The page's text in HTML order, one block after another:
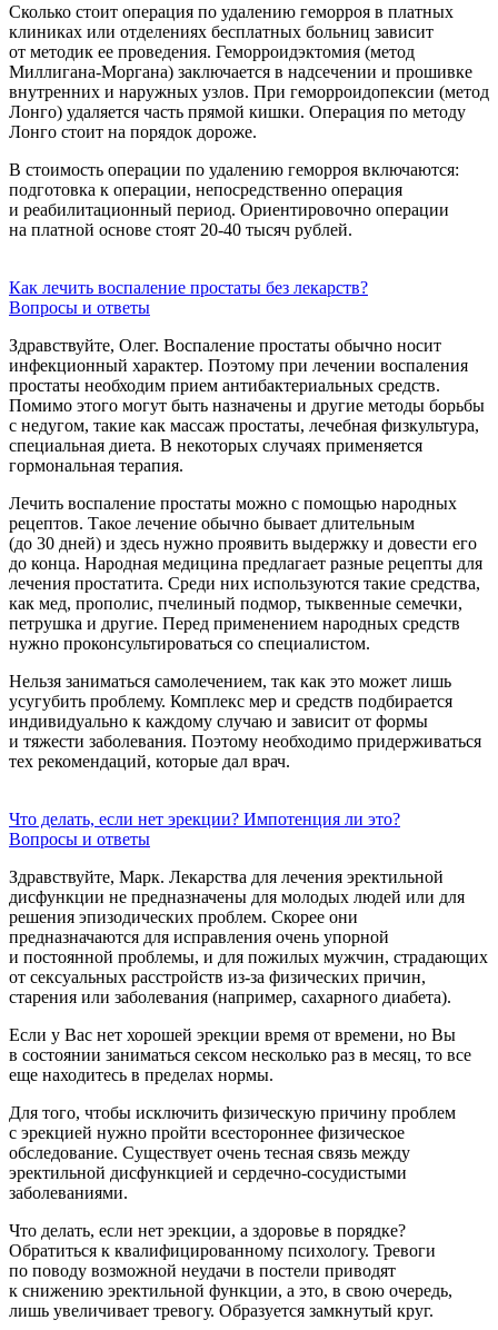
Сколько стоит операция по удалению геморроя в платных
клиниках или отделениях бесплатных больниц зависит
от методик ее проведения. Геморроидэктомия (метод
Миллигана-Моргана) заключается в надсечении и прошивке
внутренних и наружных узлов. При геморроидопексии (метод
Лонго) удаляется часть прямой кишки. Операция по методу
Лонго стоит на порядок дороже.
В стоимость операции по удалению геморроя включаются:
подготовка к операции, непосредственно операция
и реабилитационный период. Ориентировочно операции
на платной основе стоят 20-40 тысяч рублей.
Как лечить воспаление простаты без лекарств?
Вопросы и ответы
Здравствуйте, Олег. Воспаление простаты обычно носит
инфекционный характер. Поэтому при лечении воспаления
простаты необходим прием антибактериальных средств.
Помимо этого могут быть назначены и другие методы борьбы
с недугом, такие как массаж простаты, лечебная физкультура,
специальная диета. В некоторых случаях применяется
гормональная терапия.
Лечить воспаление простаты можно с помощью народных
рецептов. Такое лечение обычно бывает длительным
(до 30 дней) и здесь нужно проявить выдержку и довести его
до конца. Народная медицина предлагает разные рецепты для
лечения простатита. Среди них используются такие средства,
как мед, прополис, пчелиный подмор, тыквенные семечки,
петрушка и другие. Перед применением народных средств
нужно проконсультироваться со специалистом.
Нельзя заниматься самолечением, так как это может лишь
усугубить проблему. Комплекс мер и средств подбирается
индивидуально к каждому случаю и зависит от формы
и тяжести заболевания. Поэтому необходимо придерживаться
тех рекомендаций, которые дал врач.
Что делать, если нет эрекции? Импотенция ли это?
Вопросы и ответы
Здравствуйте, Марк. Лекарства для лечения эректильной
дисфункции не предназначены для молодых людей или для
решения эпизодических проблем. Скорее они
предназначаются для исправления очень упорной
и постоянной проблемы, и для пожилых мужчин, страдающих
от сексуальных расстройств из-за физических причин,
старения или заболевания (например, сахарного диабета).
Если у Вас нет хорошей эрекции время от времени, но Вы
в состоянии заниматься сексом несколько раз в месяц, то все
еще находитесь в пределах нормы.
Для того, чтобы исключить физическую причину проблем
с эрекцией нужно пройти всестороннее физическое
обследование. Существует очень тесная связь между
эректильной дисфункцией и сердечно-сосудистыми
заболеваниями.
Что делать, если нет эрекции, а здоровье в порядке?
Обратиться к квалифицированному психологу. Тревоги
по поводу возможной неудачи в постели приводят
к снижению эректильной функции, а это, в свою очередь,
лишь увеличивает тревогу. Образуется замкнутый круг.